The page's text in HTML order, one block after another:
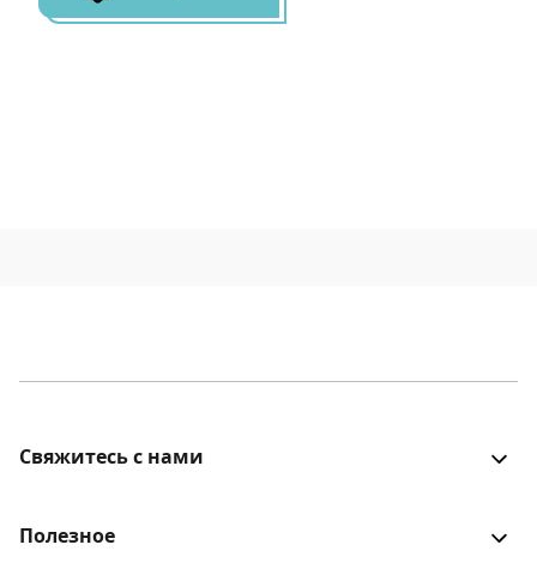
Свяжитесь с нами
идеи для улучшения? Будем рады услышать!
Полезное